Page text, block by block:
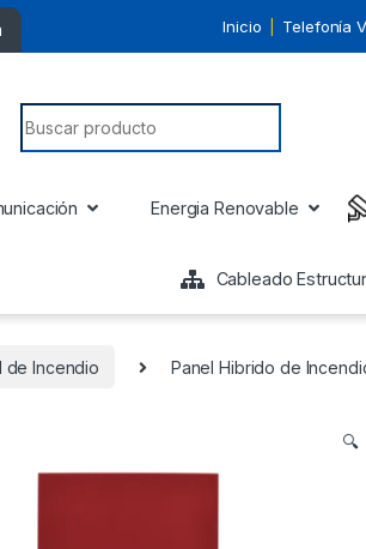
Inicio Telefonía
Search for:
Energia Renovable
Cableado
de Incendio Panel Hibrido de
🔍